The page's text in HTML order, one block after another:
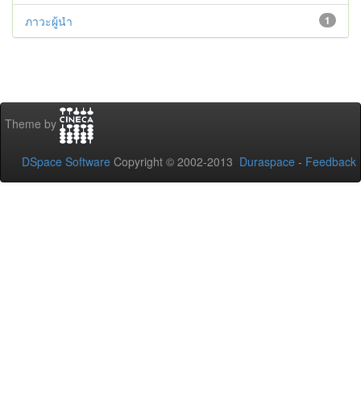
1
ภาวะผู้นำ
Theme by
DSpace Software Copyright © 2002-2013 Duraspace - Feedback